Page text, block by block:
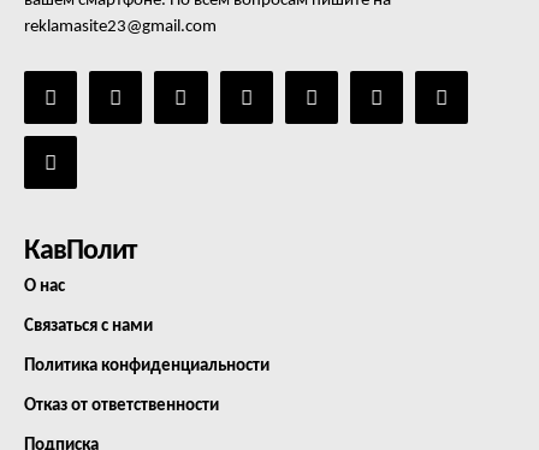
reklamasite23@gmail.com
КавПолит
О нас
Связаться с нами
Политика конфиденциальности
Отказ от ответственности
Подписка